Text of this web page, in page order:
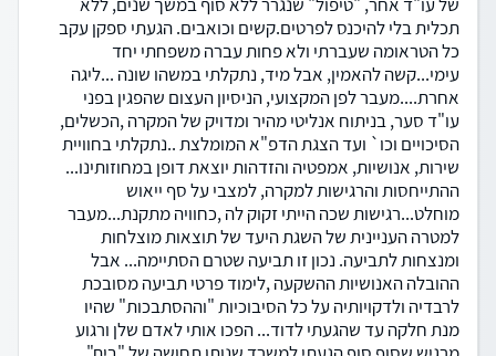
תכלית בלי להיכנס לפרטים.קשים וכואבים. הגעתי ספקן עקב
כל הטראומה שעברתי ולא פחות עברה משפחתי יחד
עימי...קשה להאמין, אבל מיד, נתקלתי במשהו שונה ...ליגה
אחרת....מעבר לפן המקצועי, הניסיון העצום שהפגין בפני
עו"ד סער, בניתוח אנליטי מהיר ומדויק של המקרה ,הכשלים,
הסיכויים וכו` ועד הצגת הדפ"א המומלצת ..נתקלתי בחוויית
שירות, אנושיות, אמפטיה והזדהות יוצאת דופן במחוזותינו...
ההתייחסות והרגישות למקרה, למצבי על סף ייאוש
מוחלט...רגישות שכה הייתי זקוק לה ,כחוויה מתקנת...מעבר
למטרה העניינית של השגת היעד של תוצאות מוצלחות
ומנצחות לתביעה. נכון זו תביעה שטרם הסתיימה... אבל
ההובלה האנושיות ההשקעה ,לימוד פרטי תביעה מסובכת
לרבדיה ולדקויותיה על כל הסיבוכיות "וההסתבכות" שהיו
מנת חלקה עד שהגעתי לדוד... הפכו אותי לאדם שלן ורגוע